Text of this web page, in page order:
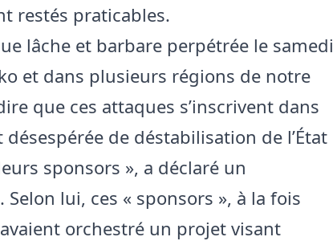
restés praticables.
lâche et barbare perpétrée le samedi
et dans plusieurs régions de notre
que ces attaques s’inscrivent dans
de déstabilisation de l’État
sponsors », a déclaré un
lui, ces « sponsors », à la fois
orchestré un projet visant